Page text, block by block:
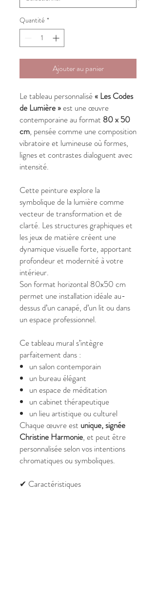
Quantité *
Ajouter au panier
Le tableau personnalisé« Les Codes
de Lumière »est une œuvre
contemporaine au format 80 x 50
cm, pensée comme une composition
vibratoire et lumineuse où formes,
lignes et contrastes dialoguent avec
intensité.
Cette peinture explore la
symbolique de la lumière comme
vecteur de transformation et de
clarté. Les structures graphiques et
les jeux de matière créent une
dynamique visuelle forte, apportant
profondeur et modernité à votre
intérieur.
Son format horizontal 80x50 cm
permet une installation idéale au-
dessus d’un canapé, d’un lit ou dans
un espace professionnel.
Ce tableau mural s’intègre
parfaitement dans :
un salon contemporain
un bureau élégant
un espace de méditation
un cabinet thérapeutique
un lieu artistique ou culturel
Chaque œuvre est unique, signée
Christine Harmonie, et peut être
personnalisée selon vos intentions
chromatiques ou symboliques.
✔ Caractéristiques